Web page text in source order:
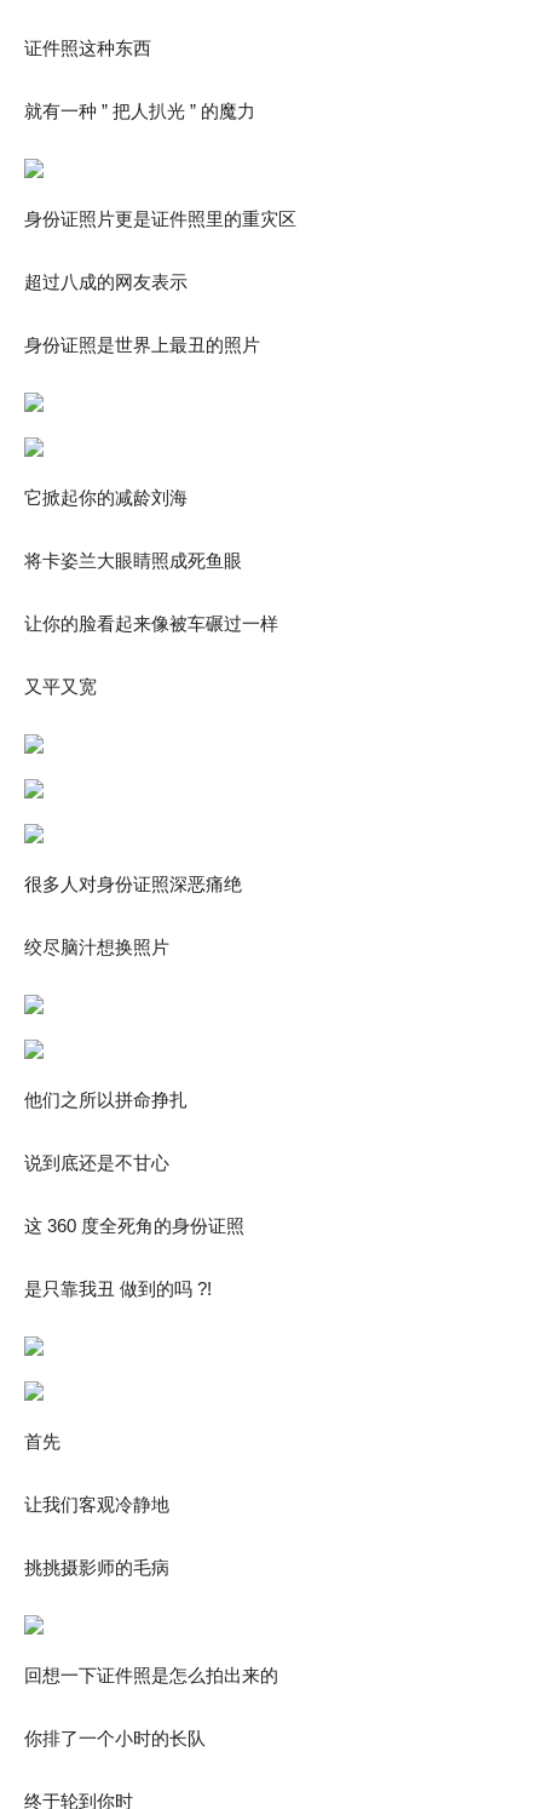
证件照这种东西
就有一种 ” 把人扒光 ” 的魔力
身份证照片更是证件照里的重灾区
超过八成的网友表示
身份证照是世界上最丑的照片
它掀起你的减龄刘海
将卡姿兰大眼睛照成死鱼眼
让你的脸看起来像被车碾过一样
又平又宽
很多人对身份证照深恶痛绝
绞尽脑汁想换照片
他们之所以拼命挣扎
说到底还是不甘心
这 360 度全死角的身份证照
是只靠我丑 做到的吗 ?!
首先
让我们客观冷静地
挑挑摄影师的毛病
回想一下证件照是怎么拍出来的
你排了一个小时的长队
终于轮到你时